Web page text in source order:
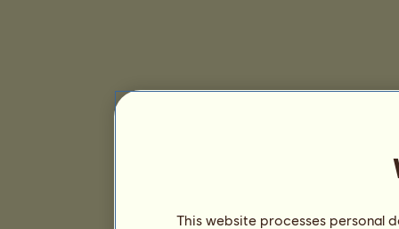
This website processes personal